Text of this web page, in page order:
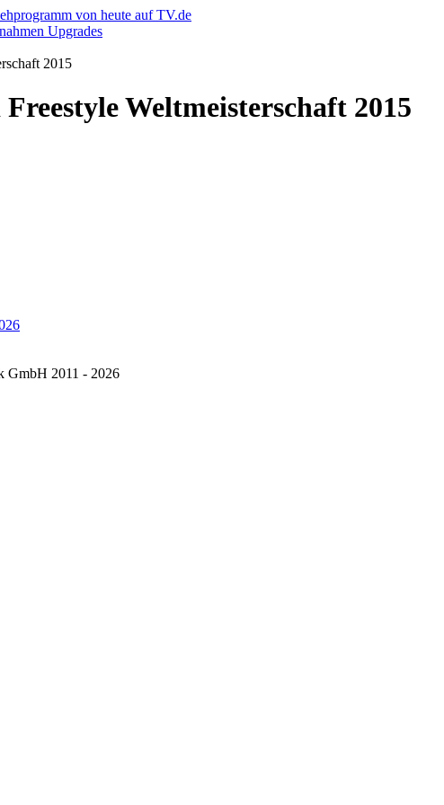
Upgrades
Weltmeisterschaft 2015
GmbH 2011 - 2026